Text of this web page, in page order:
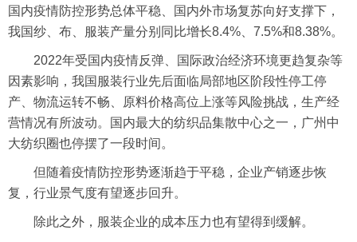
国内疫情防控形势总体平稳、国内外市场复苏向好支撑下，
我国纱、布、服装产量分别同比增长8.4%、7.5%和8.38%。
2022年受国内疫情反弹、国际政治经济环境更趋复杂等
因素影响，我国服装行业先后面临局部地区阶段性停工停
产、物流运转不畅、原料价格高位上涨等风险挑战，生产经
营情况有所波动。国内最大的纺织品集散中心之一，广州中
大纺织圈也停摆了一段时间。
但随着疫情防控形势逐渐趋于平稳，企业产销逐步恢
复，行业景气度有望逐步回升。
除此之外，服装企业的成本压力也有望得到缓解。